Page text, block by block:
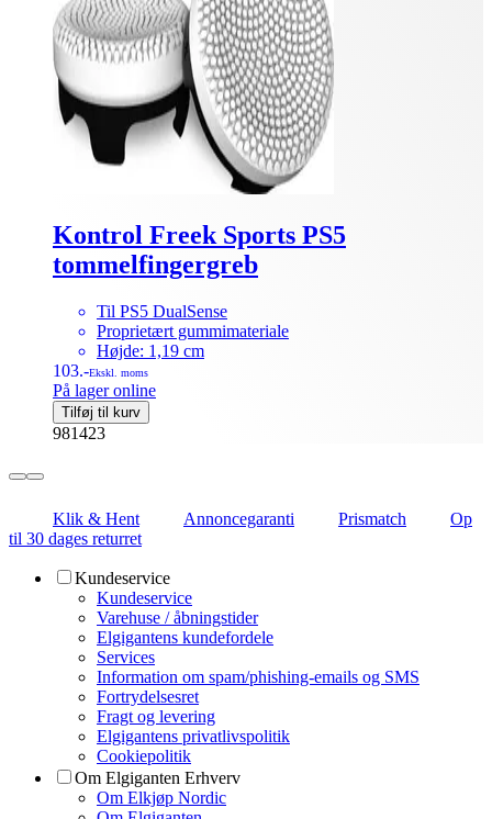
Kontrol Freek Sports PS5
tommelfingergreb
Til PS5 DualSense
Proprietært gummimateriale
Højde: 1,19 cm
103.-Ekskl. moms
På lager online
Tilføj til kurv
981423
Klik & Hent Annoncegaranti Prismatch
Op
til 30 dages returret
Kundeservice
Kundeservice
Varehuse / åbningstider
Elgigantens kundefordele
Services
Information om spam/phishing-emails og SMS
Fortrydelsesret
Fragt og levering
Elgigantens privatlivspolitik
Cookiepolitik
Om Elgiganten Erhverv
Om Elkjøp Nordic